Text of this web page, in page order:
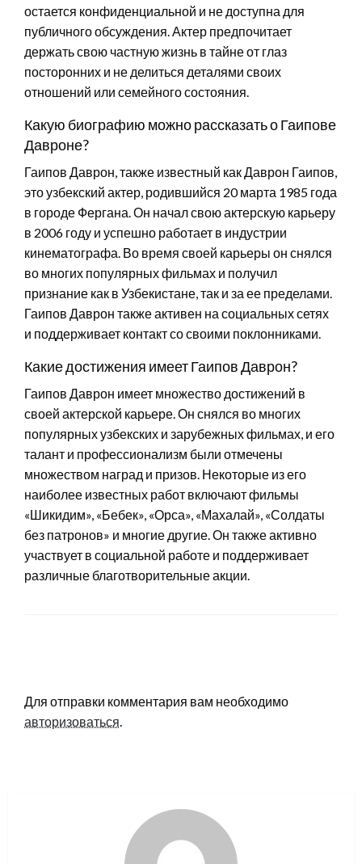
остается конфиденциальной и не доступна для
публичного обсуждения. Актер предпочитает
держать свою частную жизнь в тайне от глаз
посторонних и не делиться деталями своих
отношений или семейного состояния.
Какую биографию можно рассказать о Гаипове
Давроне?
Гаипов Даврон, также известный как Даврон Гаипов,
это узбекский актер, родившийся 20 марта 1985 года
в городе Фергана. Он начал свою актерскую карьеру
в 2006 году и успешно работает в индустрии
кинематографа. Во время своей карьеры он снялся
во многих популярных фильмах и получил
признание как в Узбекистане, так и за ее пределами.
Гаипов Даврон также активен на социальных сетях
и поддерживает контакт со своими поклонниками.
Какие достижения имеет Гаипов Даврон?
Гаипов Даврон имеет множество достижений в
своей актерской карьере. Он снялся во многих
популярных узбекских и зарубежных фильмах, и его
талант и профессионализм были отмечены
множеством наград и призов. Некоторые из его
наиболее известных работ включают фильмы
«Шикидим», «Бебек», «Орса», «Махалай», «Солдаты
без патронов» и многие другие. Он также активно
участвует в социальной работе и поддерживает
различные благотворительные акции.
Для отправки комментария вам необходимо
авторизоваться.